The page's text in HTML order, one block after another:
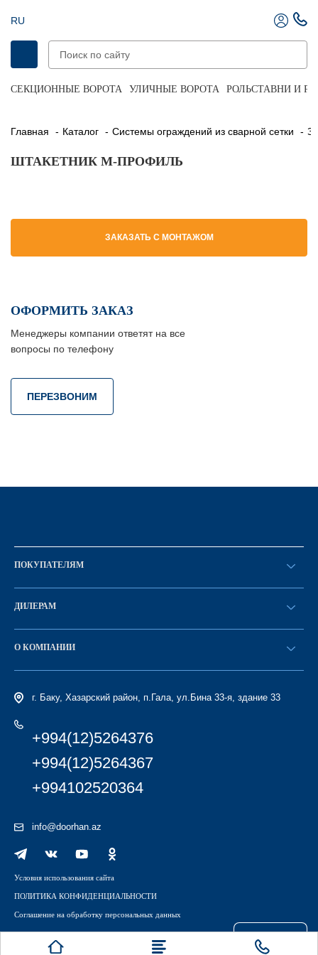
Файлы куки
RU
СЕКЦИОННЫЕ ВОРОТА УЛИЧНЫЕ ВОРОТА РОЛЬСТАВНИ И
Главная Каталог Системы ограждений из сварной сетки
ШТАКЕТНИК М-ПРОФИЛЬ
ЗАКАЗАТЬ С МОНТАЖОМ
ОФОРМИТЬ ЗАКАЗ
Менеджеры компании ответят на все
вопросы по телефону
ПЕРЕЗВОНИМ
ПОКУПАТЕЛЯМ
Оформить заказ
Каталог
ДИЛЕРАМ
Стать дилером
О КОМПАНИИ
История компании
г. Баку, Хазарский район, п.Гала, ул.Бина 33-я, здание 33
+994(12)5264376
+994(12)5264367
+994102520364
info@doorhan.az
Условия использования сайта
ПОЛИТИКА КОНФИДЕНЦИАЛЬНОСТИ
Соглашение на обработку персональных данных